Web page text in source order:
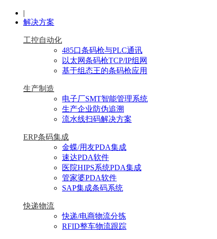
|
解决方案
工控自动化
485口条码枪与PLC通讯
以太网条码枪TCP/IP组网
基于组态王的条码枪应用
生产制造
电子厂SMT智能管理系统
生产企业防伪追溯
流水线扫码解决方案
ERP条码集成
金蝶/用友PDA集成
速达PDA软件
医院HIPS系统PDA集成
管家婆PDA软件
SAP集成条码系统
快递物流
快递/电商物流分拣
RFID整车物流跟踪